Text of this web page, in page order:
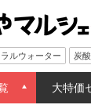
ラルウォーター 炭
大特価